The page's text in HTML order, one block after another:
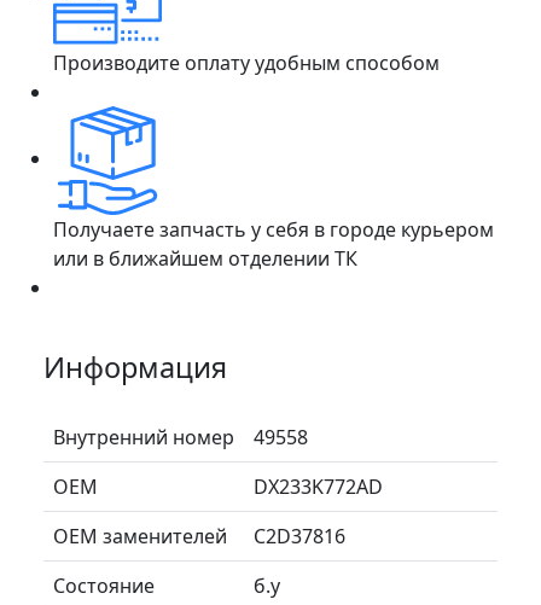
Производите оплату удобным способом
Получаете запчасть у себя в городе курьером
или в ближайшем отделении ТК
Информация
Внутренний номер
49558
ОЕМ
DX233K772AD
ОЕМ заменителей
C2D37816
Состояние
б.у